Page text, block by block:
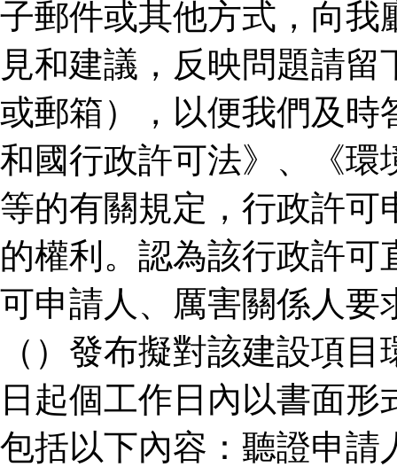
子郵件或其他方式，向我
見和建議，反映問題請
或郵箱），以便我們及時
和國行政許可法》、《環
等的有關規定，行政許可
的權利。認為該行政許
可申請人、厲害關係人要
（）發布擬對該建設項
日起個工作日內以書面
包括以下內容：聽證申請